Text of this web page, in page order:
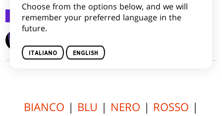
Galleria Immagini delle Carte 5 nov 2020
BIANCO | BLU | NERO | ROSSO |
Choose from the options below, and we will
remember your preferred language in the
future.
ITALIANO ENGLISH